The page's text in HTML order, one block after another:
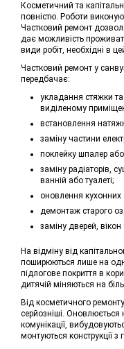
Косметичний та
повністю. Роботи
Частковий ремонт
дає можливість
види робіт, необхідні в
Частковий ремонт у
передбачає:
укладання стяжки та
виділеному
встановлення
заміну частини
поклейку шпалер
заміну радіаторів,
ванній або туалеті;
оновлення кухонних
демонтаж старого
заміну дверей,
На відміну від
поширюються лише на
підлогове покриття в
дитячій міняються на
Від косметичного
серйозніші.
комунікації,
монтуються конструкції з